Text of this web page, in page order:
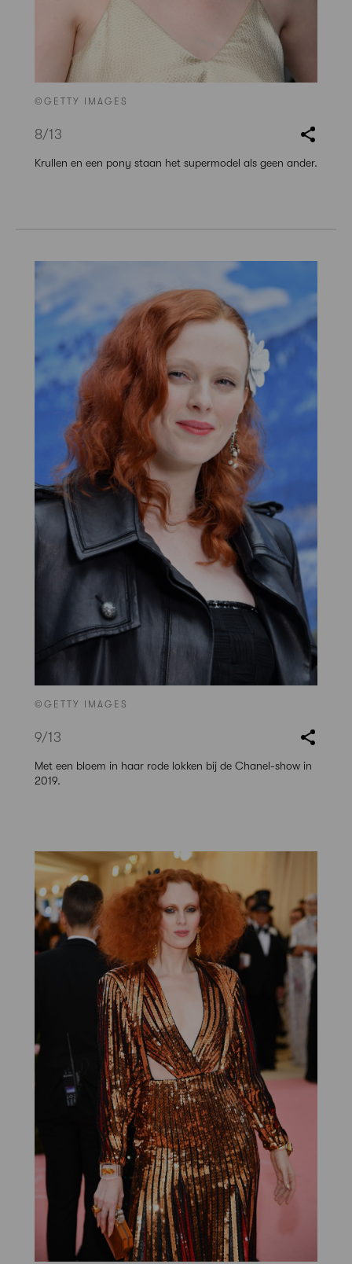
©GETTY IMAGES
8/13
Krullen en een pony staan het supermodel als geen ander.
©GETTY IMAGES
9/13
Met een bloem in haar rode lokken bij de Chanel-show in
2019.